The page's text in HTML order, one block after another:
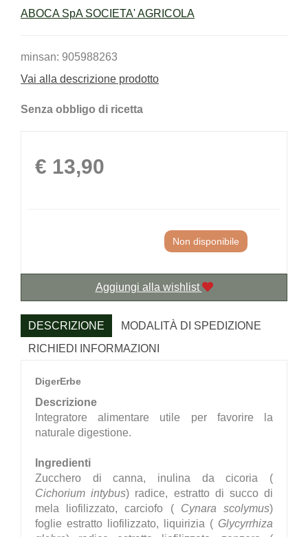
ABOCA SpA SOCIETA' AGRICOLA
minsan: 905988263
Vai alla descrizione prodotto
Senza obbligo di ricetta
Prezzo
€ 13,90
Non disponibile
Aggiungi alla wishlist
DESCRIZIONE
MODALITÀ DI SPEDIZIONE
RICHIEDI INFORMAZIONI
DigerErbe
Descrizione
Integratore alimentare utile per favorire la
naturale digestione.
Ingredienti
Zucchero di canna, inulina da cicoria (
Cichorium intybus) radice, estratto di succo di
mela liofilizzato, carciofo ( Cynara scolymus)
foglie estratto liofilizzato, liquirizia ( Glycyrrhiza